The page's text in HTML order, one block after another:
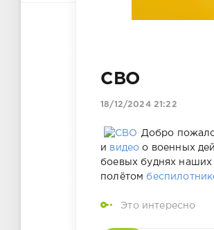
СВО
18/12/2024 21:22
Добро
и видео о военных
боевых буднях
полётом
Это интересно